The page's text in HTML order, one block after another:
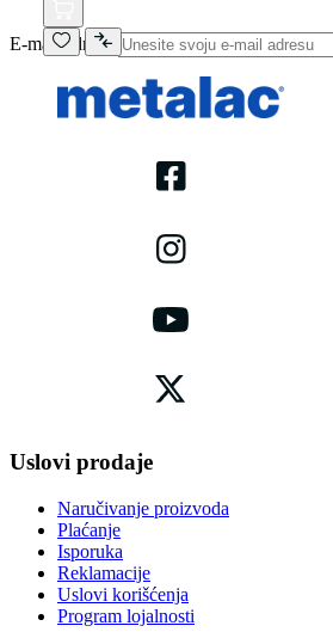
E-mail adresa
Uslovi prodaje
Naručivanje proizvoda
Plaćanje
Isporuka
Reklamacije
Uslovi korišćenja
Program lojalnosti